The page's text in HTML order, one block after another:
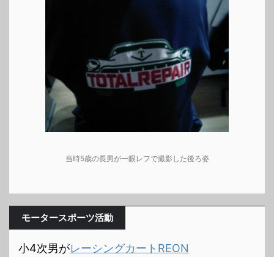
当時5歳の長男が一眼レフで撮影した後ろ姿
モータースポーツ活動
小4次男がレーシングカートREON